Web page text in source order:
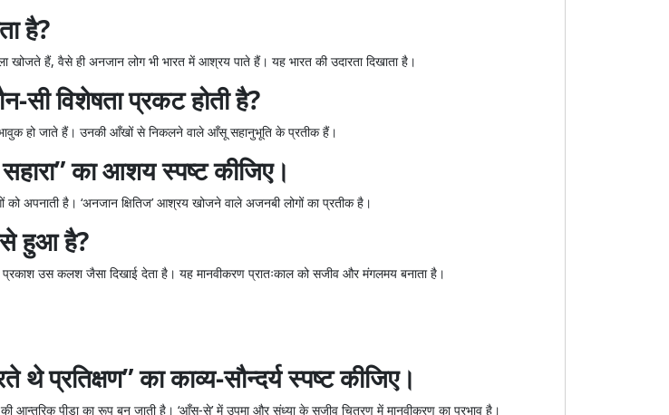
है?
हैं, वैसे ही अनजान लोग भी भारत में आश्रय पाते हैं। यह भारत की उदारता दिखाता है।
सी विशेषता प्रकट होती है?
हो जाते हैं। उनकी आँखों से निकलने वाले आँसू सहानुभूति के प्रतीक हैं।
का आशय स्पष्ट कीजिए।
को अपनाती है। ‘अनजान क्षितिज’ आश्रय खोजने वाले अजनबी लोगों का प्रतीक है।
हुआ है?
उस कलश जैसा दिखाई देता है। यह मानवीकरण प्रातःकाल को सजीव और मंगलमय बनाता है।
का काव्य-सौन्दर्य स्पष्ट कीजिए।
आन्तरिक पीड़ा का रूप बन जाती है। ‘आँसू-से’ में उपमा और संध्या के सजीव चित्रण में मानवीकरण का प्रभाव है।